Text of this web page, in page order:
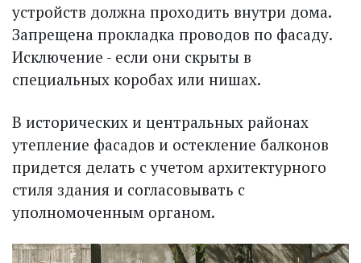
устройств должна проходить внутри дома.
Запрещена прокладка проводов по фасаду.
Исключение - если они скрыты в
специальных коробах или нишах.
В исторических и центральных районах
утепление фасадов и остекление балконов
придется делать с учетом архитектурного
стиля здания и согласовывать с
уполномоченным органом.